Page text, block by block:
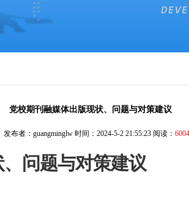
党校期刊融媒体出版现状、问题与对策建议
发布者：guangminglw 时间：2024-5-2 21:55:23 阅读： 6004
问题与对策建议